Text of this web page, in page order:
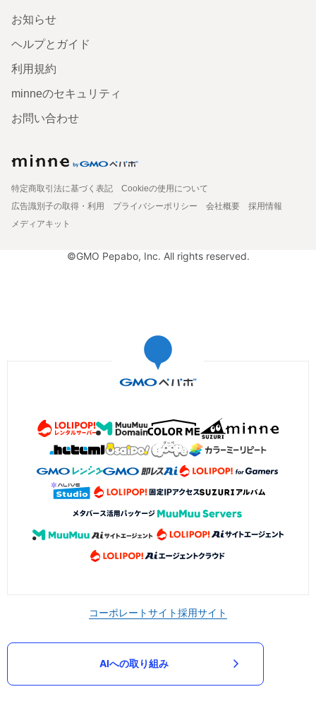
お知らせ
ヘルプとガイド
利用規約
minneのセキュリティ
お問い合わせ
特定商取引法に基づく表記
Cookieの使用について
広告識別子の取得・利用
プライバシーポリシー 会社概要
採用情報
メディアキット
©GMO Pepabo, Inc. All rights reserved.
コーポレートサイト採用サイト
AIへの取り組み